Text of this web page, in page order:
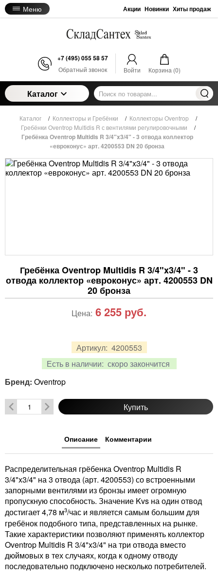
Меню Акции Новинки Хиты продаж
+7 (495) 055 58 57
Обратный звонок Войти Корзина (0)
Каталог
Каталог / Коллекторы и Гребёнки / Коллекторы Oventrop
/
Гребёнки Oventrop Multidis R с вентилями регулировочными
/
Гребёнка Oventrop Multidis R 3/4"x3/4" - 3 отвода коллектор
«евроконус» арт. 4200553 DN 20 бронза
Гребёнка Oventrop Multidis R 3/4"x3/4" - 3
отвода коллектор «евроконус» арт. 4200553 DN
20 бронза
Артикул: 4200553
Есть в наличии: скоро закончится
Цена: 6 255 руб.
Бренд: Oventrop
Купить
Описание Комментарии
Распределительная грёбенка Oventrop Multidis R
3/4"x3/4" на 3 отвода (арт. 4200553) со встроенными
запорными вентилями из бронзы имеет огромную
пропускную способность. Значение Kvs на один отвод
достигает 4,78 м3/час и является самым большим для
гребёнок подобного типа, представленных на рынке.
Такие характеристики позволяют применять коллектор
Oventrop Multidis R 3/4"x3/4" на три отвода вместо
дюймовых в тех случаях, когда к одному отводу
последовательно подключено несколько потребителей.